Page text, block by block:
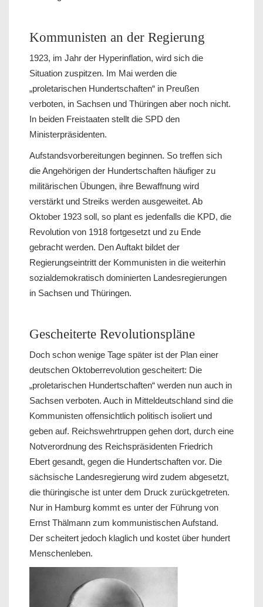
Kommunisten an der Regierung
1923, im Jahr der Hyperinflation, wird sich die
Situation zuspitzen. Im Mai werden die
„proletarischen Hundertschaften“ in Preußen
verboten, in Sachsen und Thüringen aber noch nicht.
In beiden Freistaaten stellt die SPD den
Ministerpräsidenten.
Aufstandsvorbereitungen beginnen. So treffen sich
die Angehörigen der Hundertschaften häufiger zu
militärischen Übungen, ihre Bewaffnung wird
verstärkt und Streiks werden ausgeweitet. Ab
Oktober 1923 soll, so plant es jedenfalls die KPD, die
Revolution von 1918 fortgesetzt und zu Ende
gebracht werden. Den Auftakt bildet der
Regierungseintritt der Kommunisten in die weiterhin
sozialdemokratisch dominierten Landesregierungen
in Sachsen und Thüringen.
Gescheiterte Revolutionspläne
Doch schon wenige Tage später ist der Plan einer
deutschen Oktoberrevolution gescheitert: Die
„proletarischen Hundertschaften“ werden nun auch in
Sachsen verboten. Auch in Mitteldeutschland sind die
Kommunisten offensichtlich politisch isoliert und
geben auf. Reichswehrtruppen gehen dort, durch eine
Notverordnung des Reichspräsidenten Friedrich
Ebert gesandt, gegen die Hundertschaften vor. Die
sächsische Landesregierung wird zudem abgesetzt,
die thüringische ist unter dem Druck zurückgetreten.
Nur in Hamburg kommt es unter der Führung von
Ernst Thälmann zum kommunistischen Aufstand.
Der scheitert jedoch klaglich und kostet über hundert
Menschenleben.